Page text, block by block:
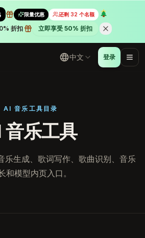
限量优惠 还剩 32 个名额
折扣 立即享受 50% 折扣
中文 登录
AI 音乐工具目录
音乐工具
乐生成、歌词写作、歌曲识别、音乐
和模型内页入口。